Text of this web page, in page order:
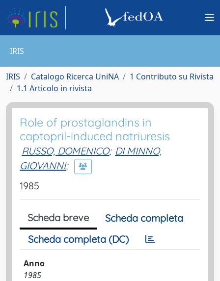
IRIS
IRIS Catalogo Ricerca UniNA
1 Contributo su Rivista
1.1 Articolo in rivista
Role of prostaglandins in
captopril-induced natriuresis
RUSSO, DOMENICO; DI MINNO,
GIOVANNI;
1985
Scheda breve
Scheda completa
Scheda completa (DC)
Anno
1985